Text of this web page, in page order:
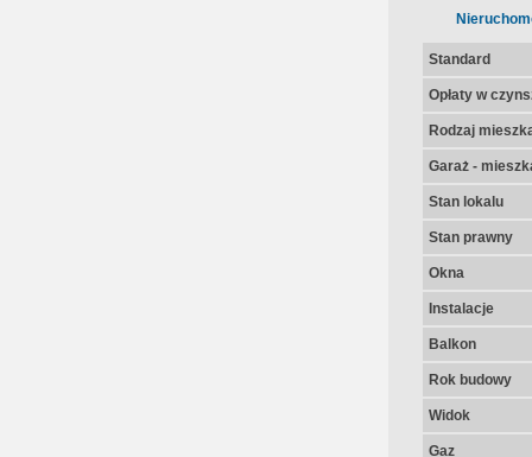
Standard
Opłaty w
Rodzaj
Garaż -
Stan lokalu
Stan prawny
Okna
Instalacje
Balkon
Rok budowy
Widok
Gaz